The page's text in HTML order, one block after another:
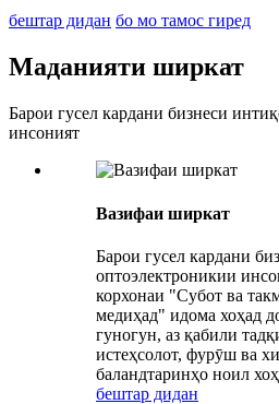
бештар дидан бо мо тамос гиред
Маданияти ширкат
Барои гусел кардани бизнеси
инсоният
Вазифаи ширкат
Барои гусел кардани
оптоэлектроникии
корхонаи "Субот ва
медиҳад" идома хоҳад
гуногун, аз қабили
истеҳсолот, фурӯш ва
баландтаринҳо ноил
бештар дидан